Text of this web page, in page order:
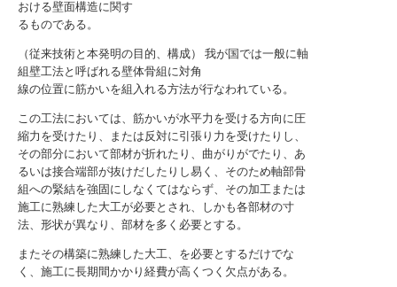
おける壁面構造に関す
るものである。
（従来技術と本発明の目的、構成） 我が国では一般に軸
組壁工法と呼ばれる壁体骨組に対角
線の位置に筋かいを組入れる方法が行なわれている。
この工法においては、筋かいが水平力を受ける方向に圧
縮力を受けたり、または反対に引張り力を受けたりし、
その部分において部材が折れたり、曲がりがでたり、あ
るいは接合端部が抜けだしたりし易く、そのため軸部骨
組への緊結を強固にしなくてはならず、その加工または
施工に熟練した大工が必要とされ、しかも各部材の寸
法、形状が異なり、部材を多く必要とする。
またその構築に熟練した大工、を必要とするだけでな
く、施工に長期間かかり経費が高くつく欠点がある。